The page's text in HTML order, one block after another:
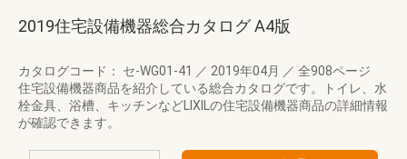
2019住宅設備機器総合カタログ A4版
カタログコード： セ-WG01-41 ／ 2019年04月 ／ 全908ページ
住宅設備機器商品を紹介している総合カタログです。トイレ、水
栓金具、浴槽、キッチンなどLIXILの住宅設備機器商品の詳細情報
が確認できます。